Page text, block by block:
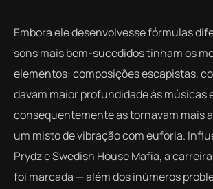
Embora ele desenvolvesse fórmulas
sons mais bem-sucedidos tinham os
elementos: composições escapistas,
davam maior profundidade às músicas
consequentemente as tornavam mais
um misto de vibração com euforia.
Prydz e Swedish House Mafia, a
foi marcada — além dos inúmeros